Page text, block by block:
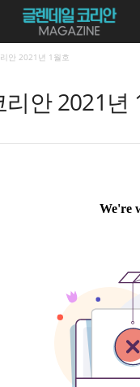
안 2021년 1월호
안 2021년